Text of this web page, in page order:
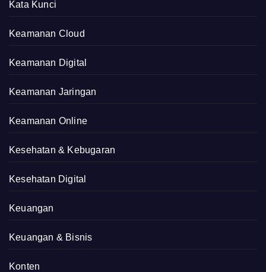
Kata Kunci
Keamanan Cloud
Keamanan Digital
Keamanan Jaringan
Keamanan Online
Kesehatan & Kebugaran
Kesehatan Digital
Keuangan
Keuangan & Bisnis
Konten